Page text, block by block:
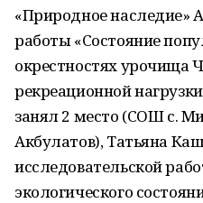
«Природное наследие»
работы «Состояние
окрестностях урочища
рекреационной
занял 2 место (СОШ с.
Акбулатов), Татьяна
исследовательской
экологического